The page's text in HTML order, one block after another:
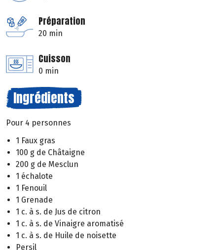
Préparation
20 min
Cuisson
0 min
Ingrédients
Pour 4 personnes
1 Faux gras
100 g de Châtaigne
200 g de Mesclun
1 échalote
1 Fenouil
1 Grenade
1 c. à s. de Jus de citron
1 c. à s. de Vinaigre aromatisé
1 c. à s. de Huile de noisette
Persil